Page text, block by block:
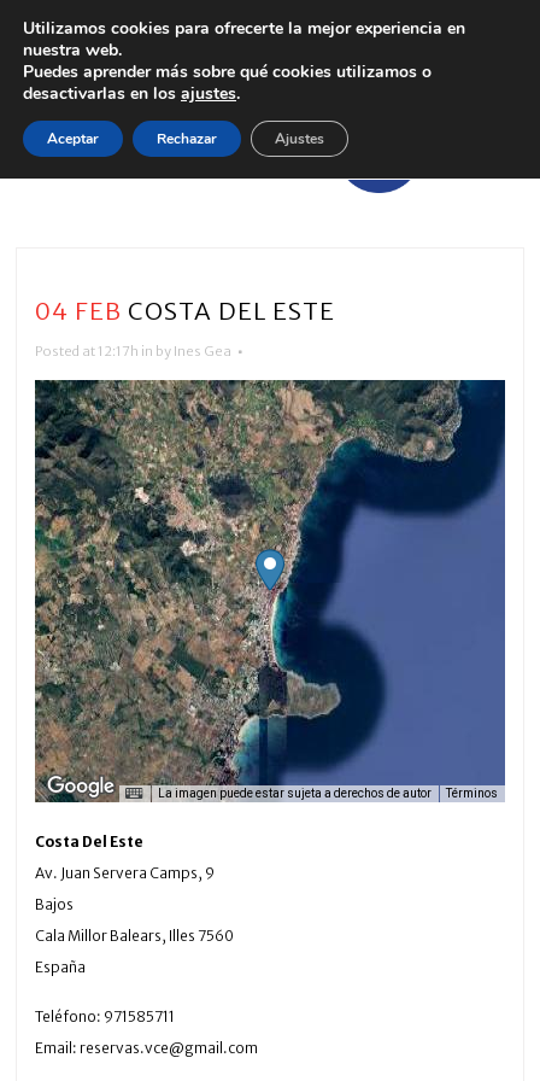
04 FEB COSTA DEL ESTE
Posted at 12:17h in by Ines Gea
La imagen puede estar sujeta a derechos de autor Términos
Costa Del Este
Av. Juan Servera Camps, 9
Bajos
Cala Millor Balears, Illes 7560
España
Teléfono: 971585711
Email: reservas.vce@gmail.com
Utilizamos cookies para ofrecerte la mejor experiencia en
nuestra web.
Puedes aprender más sobre qué cookies utilizamos o
desactivarlas en los ajustes.
Aceptar Rechazar Ajustes